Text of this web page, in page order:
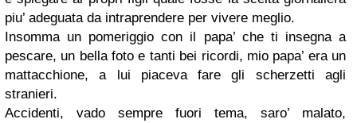
piu’ adeguata da intraprendere per vivere meglio.
Insomma un pomeriggio con il papa’ che ti insegna a
pescare, un bella foto e tanti bei ricordi, mio papa’ era un
mattacchione, a lui piaceva fare gli scherzetti agli
stranieri.
Accidenti, vado sempre fuori tema, saro’ malato,